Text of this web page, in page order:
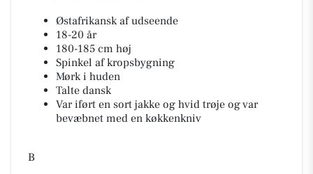
Østafrikansk af udseende
18-20 år
180-185 cm høj
Spinkel af kropsbygning
Mørk i huden
Talte dansk
Var iført en sort jakke og hvid trøje og var
bevæbnet med en køkkenkniv
B